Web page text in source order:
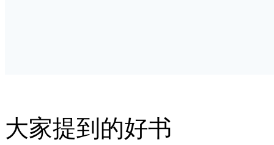
大家提到的好书